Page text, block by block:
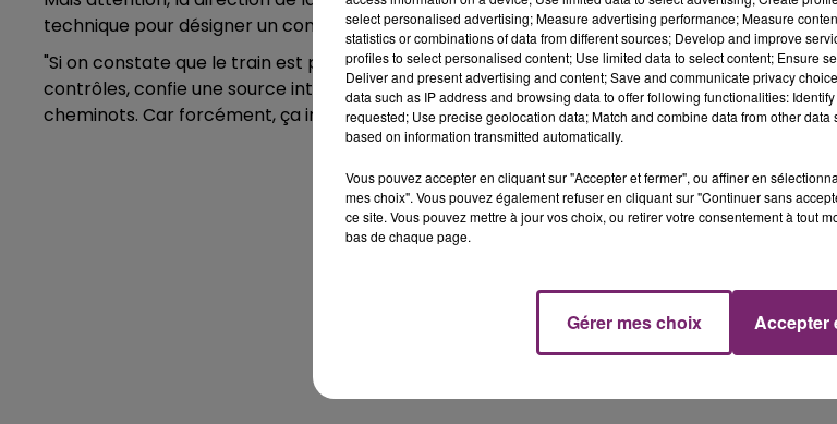
technique pour désigner un contrôleur), la liberté nécessaire de réaliser des contrôles "si la
"Si on constate que le train est plein alors qu'il n'y a aucune réservation, forcément il risque
contrôles, confie une source interne. Mais ce ne sera bon pour personne. Ni pour les clients
cheminots. Car forcément, ça impliquera des contacts plus proches".
select personalised advertising; Measure advertising performance; Measure
statistics or combinations of data from different sources; Develop and improve
profiles to select personalised content; Use limited data to select content; Ensure
Deliver and present advertising and content; Save and communicate privacy
data such as IP address and browsing data to offer following functionalities:
requested; Use precise geolocation data; Match and combine data from other
based on information transmitted automatically.
Vous pouvez accepter en cliquant sur "Accepter et fermer", ou affiner en
mes choix". Vous pouvez également refuser en cliquant sur "Continuer sans
ce site. Vous pouvez mettre à jour vos choix, ou retirer votre consentement à tout
bas de chaque page.
Gérer mes choix Accepter